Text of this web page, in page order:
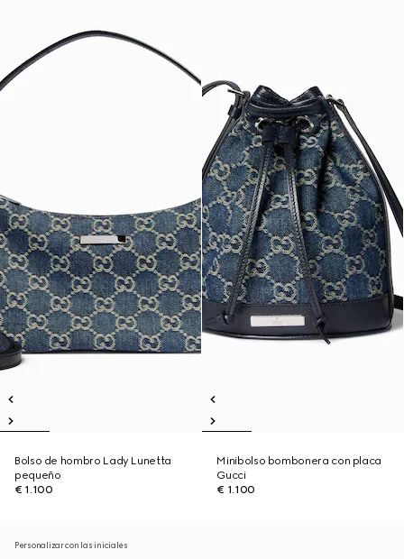
Bolso de hombro Lady Lunetta
pequeño
€ 1.100
Minibolso bombonera con placa
Gucci
€ 1.100
Personalizar con las iniciales